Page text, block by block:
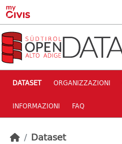
Skip to main content
DATASET ORGANIZZAZIONI
INFORMAZIONI FAQ
Dataset